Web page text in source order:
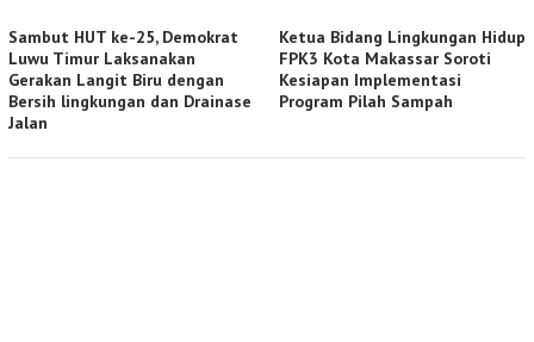
Sambut HUT ke-25, Demokrat
Luwu Timur Laksanakan
Gerakan Langit Biru dengan
Bersih lingkungan dan Drainase
Jalan
Ketua Bidang Lingkungan Hidup
FPK3 Kota Makassar Soroti
Kesiapan Implementasi
Program Pilah Sampah